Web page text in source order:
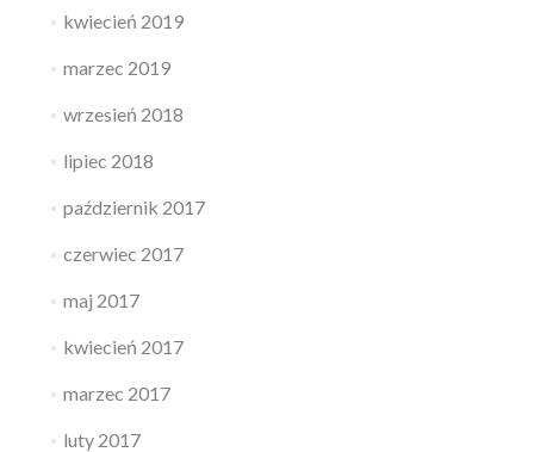
kwiecień 2019
marzec 2019
wrzesień 2018
lipiec 2018
październik 2017
czerwiec 2017
maj 2017
kwiecień 2017
marzec 2017
luty 2017